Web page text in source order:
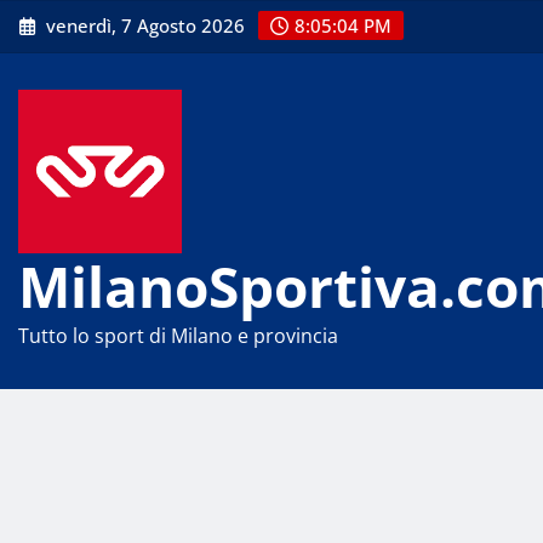
Skip
to
venerdì, 7 Agosto 2026 8:05:05 PM
Tutto lo sport di Milano e provincia